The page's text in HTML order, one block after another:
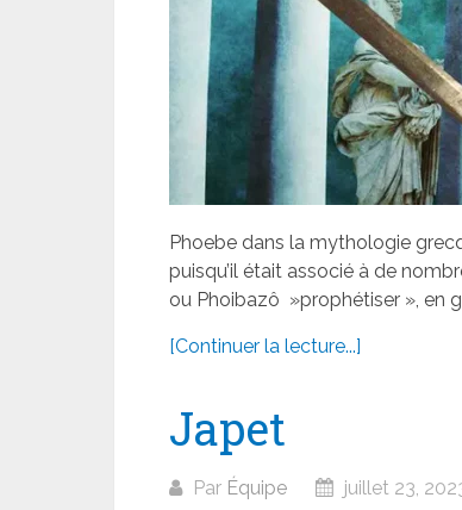
Phoebe dans la mythologie
puisqu’il était associé à de
ou Phoibazô »prophétiser », en
[Continuer la lecture...]
Japet
Par Équipe juillet 23,